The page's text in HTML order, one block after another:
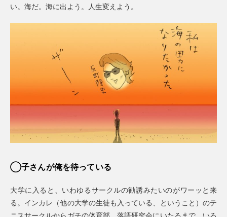
い。海だ。海に出よう。人生変えよう。
◯子さんが俺を待っている
大学に入ると、いわゆるサークルの勧誘みたいのがワーッと来
る。インカレ（他の大学の生徒も入っている、ということ）のテ